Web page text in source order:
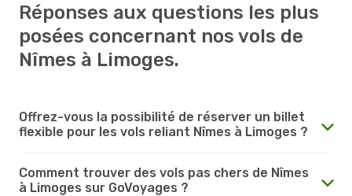
Réponses aux questions les plus
posées concernant nos vols de
Nîmes à Limoges.
Offrez-vous la possibilité de réserver un billet
flexible pour les vols reliant Nîmes à Limoges ?
Comment trouver des vols pas chers de Nîmes
à Limoges sur GoVoyages ?